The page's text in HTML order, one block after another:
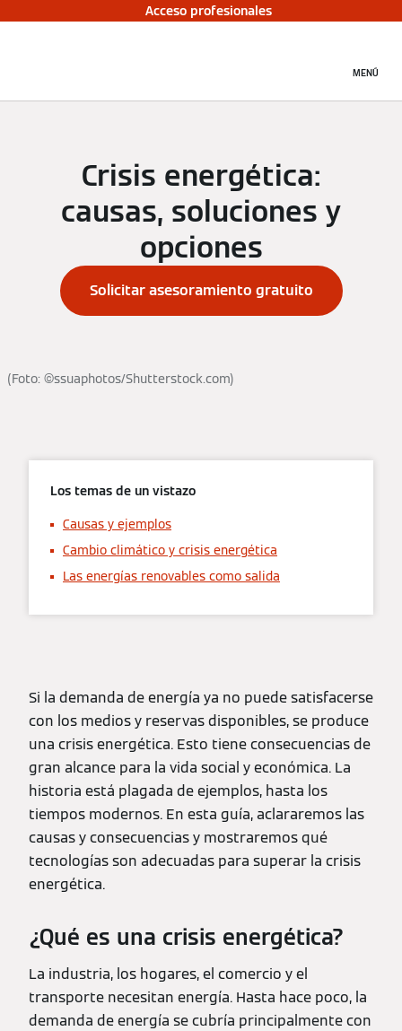
Acceso profesionales
MENÚ
Crisis energética:
causas, soluciones y
opciones
Solicitar asesoramiento gratuito
(Foto: ©ssuaphotos/Shutterstock.com)
Los temas de un vistazo
Causas y ejemplos
Cambio climático y crisis energética
Las energías renovables como salida
Si la demanda de energía ya no puede satisfacerse
con los medios y reservas disponibles, se produce
una crisis energética. Esto tiene consecuencias de
gran alcance para la vida social y económica. La
historia está plagada de ejemplos, hasta los
tiempos modernos. En esta guía, aclararemos las
causas y consecuencias y mostraremos qué
tecnologías son adecuadas para superar la crisis
energética.
¿Qué es una crisis energética?
La industria, los hogares, el comercio y el
transporte necesitan energía. Hasta hace poco, la
demanda de energía se cubría principalmente con